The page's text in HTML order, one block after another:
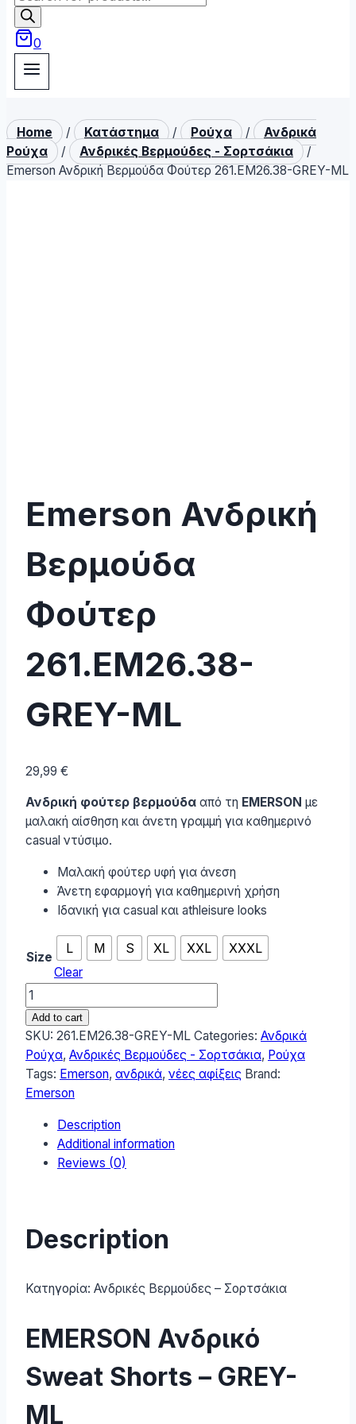
search
0
Home / Κατάστημα / Ρούχα /
Ανδρικά
Ρούχα
/ Ανδρικές Βερμούδες - Σορτσάκια
/
Emerson Ανδρική Βερμούδα Φούτερ 261.EM26.38-GREY-ML
Emerson Ανδρική
Βερμούδα
Φούτερ
261.EM26.38-
GREY-ML
29,99 €
Ανδρική φούτερ βερμούδα από τη EMERSON με
μαλακή αίσθηση και άνετη γραμμή για καθημερινό
casual ντύσιμο.
Μαλακή φούτερ υφή για άνεση
Άνετη εφαρμογή για καθημερινή χρήση
Ιδανική για casual και athleisure looks
Size
L M S XL XXL XXXL
Clear
Emerson
Ανδρική
Βερμούδα
Φούτερ
261.EM26.38-
GREY-
quantity
Add to cart
SKU: 261.EM26.38-GREY-ML Categories: Ανδρικά
Ρούχα, Ανδρικές Βερμούδες - Σορτσάκια, Ρούχα
Tags: Emerson, ανδρικά, νέες αφίξεις Brand:
Emerson
Description
Additional information
Reviews (0)
Description
Κατηγορία: Ανδρικές Βερμούδες – Σορτσάκια
EMERSON Ανδρικό
Sweat Shorts – GREY-
ML